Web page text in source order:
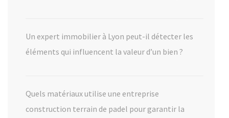
Un expert immobilier à Lyon peut-il détecter les
éléments qui influencent la valeur d’un bien ?
Quels matériaux utilise une entreprise
construction terrain de padel pour garantir la